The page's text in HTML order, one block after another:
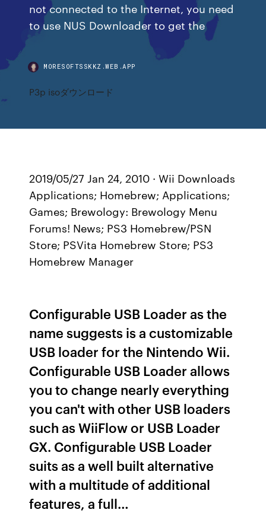
not connected to the Internet, you need
to use NUS Downloader to get the
MORESOFTSSKKZ.WEB.APP
P3p isoダウンロード
2019/05/27 Jan 24, 2010 · Wii Downloads
Applications; Homebrew; Applications;
Games; Brewology: Brewology Menu
Forums! News; PS3 Homebrew/PSN
Store; PSVita Homebrew Store; PS3
Homebrew Manager
Configurable USB Loader as the
name suggests is a customizable
USB loader for the Nintendo Wii.
Configurable USB Loader allows
you to change nearly everything
you can't with other USB loaders
such as WiiFlow or USB Loader
GX. Configurable USB Loader
suits as a well built alternative
with a multitude of additional
features, a full…